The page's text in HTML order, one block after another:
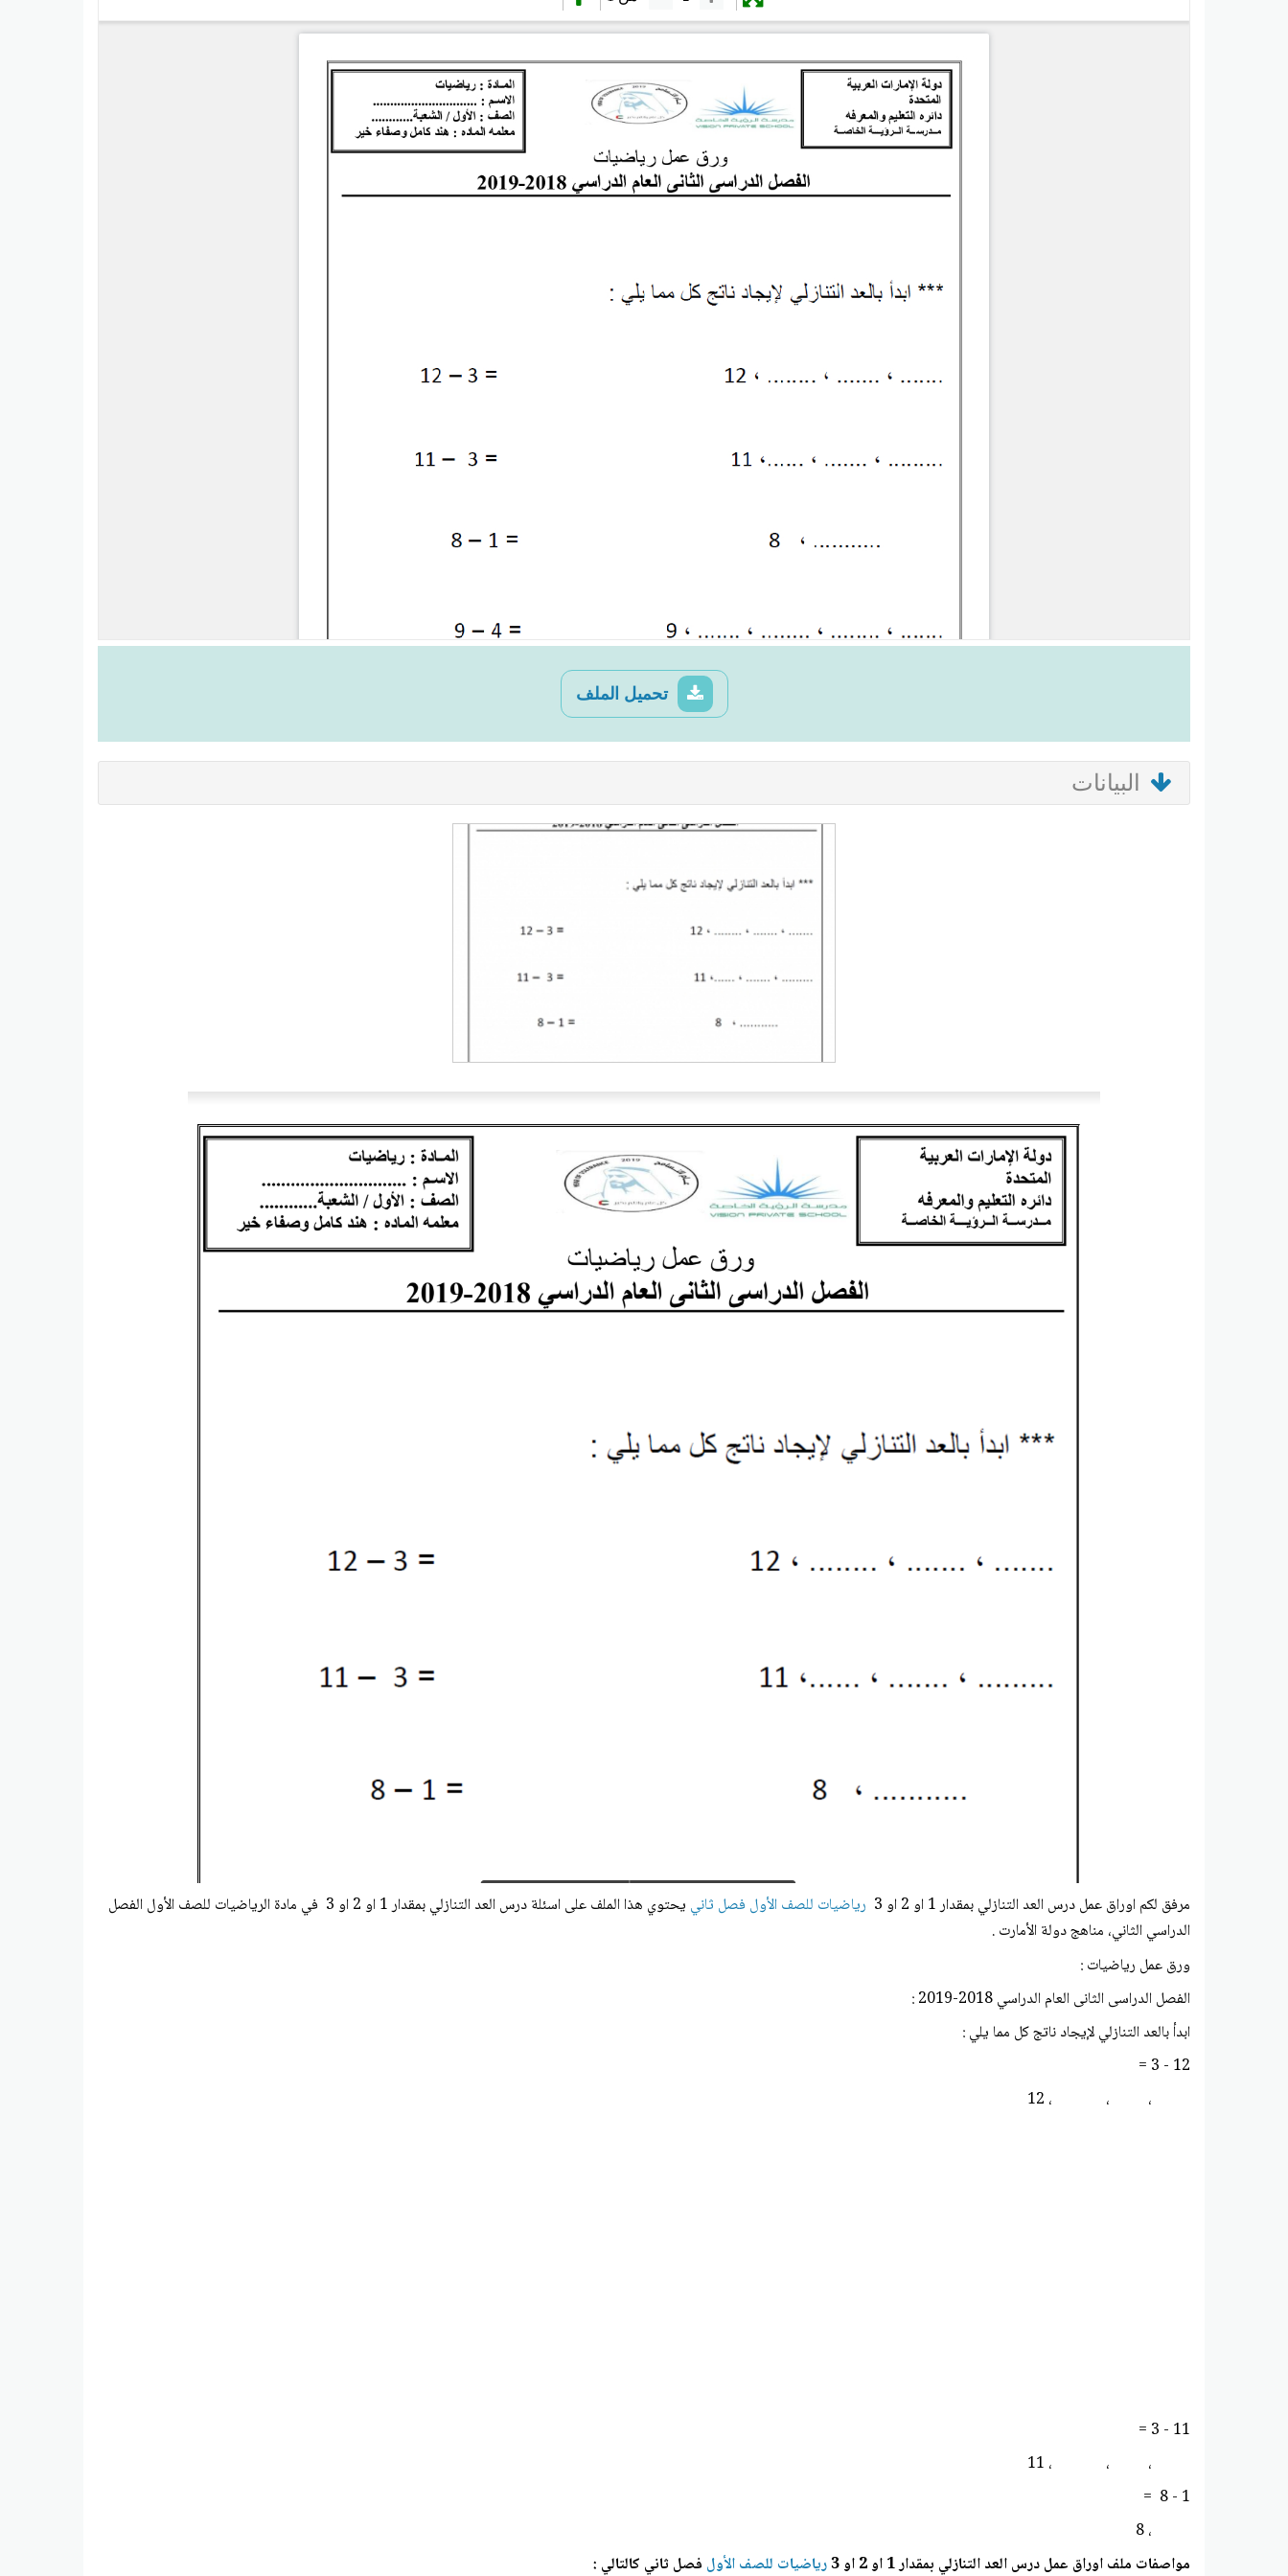
تحميل الملف
البيانات
مرفق لكم اوراق عمل درس العد التنازلي بمقدار 1 او 2 او 3 رياضيات للصف الأول فصل ثاني يحتوي هذا الملف على اسئلةدرس العد التنازلي بمقدار 1 او 2 او 3
في مادة الرياضيات للصف الأول الفصل
الدراسي الثاني، مناهج دولة الأمارت .
ورق عمل رياضيات :
الفصل الدراسى الثانى العام الدراسي 2018-2019 :
ابدأ بالعد التنازلي لإيجاد ناتج كل مما يلي :
12 - 3 =
، ، ، 12
11 - 3 =
، ، ، 11
1 - 8 =
، 8
مواصفات ملف اوراق عمل درس العد التنازلي بمقدار 1 او 2 او 3
رياضيات للصف الأول فصل ثاني كالتالي :